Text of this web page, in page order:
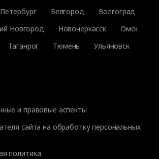
Белгород
Волгоград
Новгород Новочеркасск
Омск
Таганрог Тюмень
Ульяновск
и правовые аспекты
сайта на обработку персональных
политика